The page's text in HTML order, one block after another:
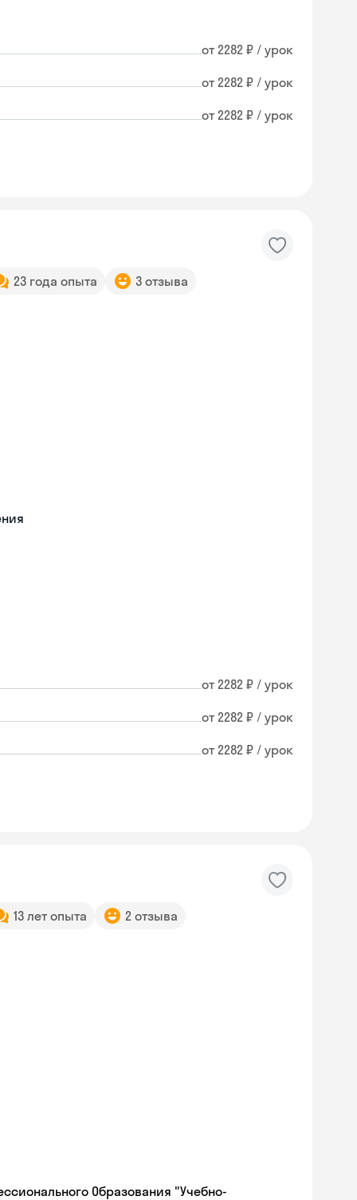
от 2282 ₽ / урок
от 2282 ₽ / урок
от 2282 ₽ / урок
23 года опыта 3 отзыва
от 2282 ₽ / урок
от 2282 ₽ / урок
от 2282 ₽ / урок
13 лет опыта 2 отзыва
Образования "Учебно-